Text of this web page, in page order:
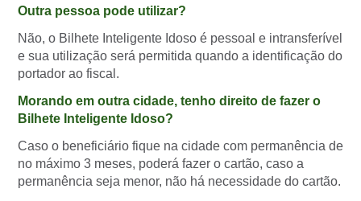
Outra pessoa pode utilizar?
Não, o Bilhete Inteligente Idoso é pessoal e intransferível
e sua utilização será permitida quando a identificação do
portador ao fiscal.
Morando em outra cidade, tenho direito de fazer o
Bilhete Inteligente Idoso?
Caso o beneficiário fique na cidade com permanência de
no máximo 3 meses, poderá fazer o cartão, caso a
permanência seja menor, não há necessidade do cartão.